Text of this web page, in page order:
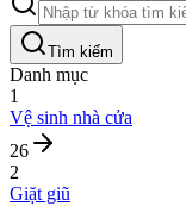
Tìm kiếm
Danh mục
1
Vệ sinh nhà cửa
26
2
Giặt giũ